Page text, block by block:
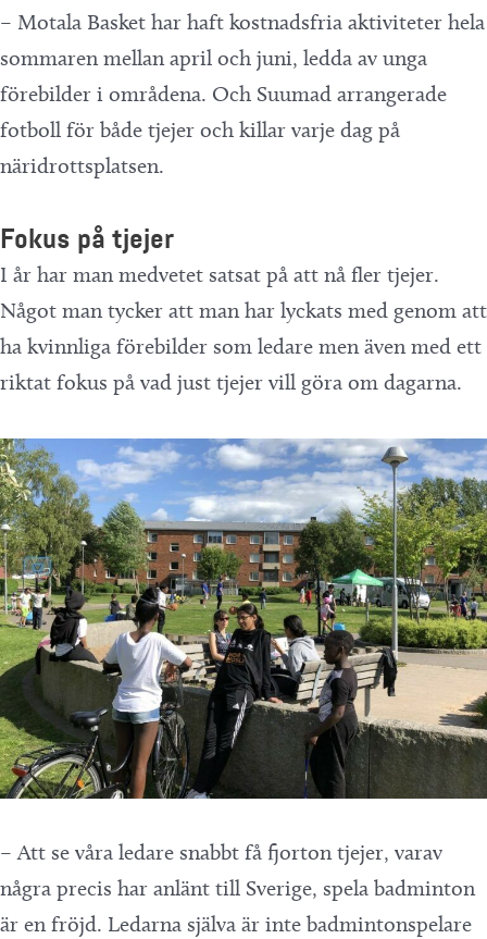
– Motala Basket har haft kostnadsfria aktiviteter hela
sommaren mellan april och juni, ledda av unga
förebilder i områdena. Och Suumad arrangerade
fotboll för både tjejer och killar varje dag på
näridrottsplatsen.
Fokus på tjejer
I år har man medvetet satsat på att nå fler tjejer.
Något man tycker att man har lyckats med genom att
ha kvinnliga förebilder som ledare men även med ett
riktat fokus på vad just tjejer vill göra om dagarna.
– Att se våra ledare snabbt få fjorton tjejer, varav
några precis har anlänt till Sverige, spela badminton
är en fröjd. Ledarna själva är inte badmintonspelare